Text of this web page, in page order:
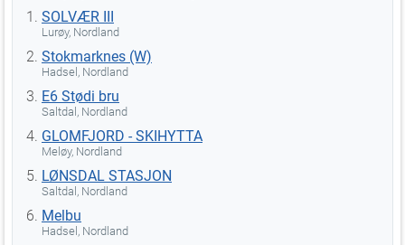
SOLVÆR III
Lurøy, Nordland
Stokmarknes (W)
Hadsel, Nordland
E6 Stødi bru
Saltdal, Nordland
GLOMFJORD - SKIHYTTA
Meløy, Nordland
LØNSDAL STASJON
Saltdal, Nordland
Melbu
Hadsel, Nordland